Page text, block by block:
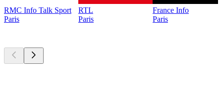
RMC Info Talk Sport
Paris
RTL
Paris
France Info
Paris